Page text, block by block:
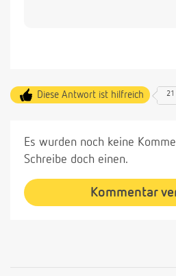
Diese Antwort ist hilfreich 21
Es wurden noch keine
Schreibe doch einen.
Kommentar